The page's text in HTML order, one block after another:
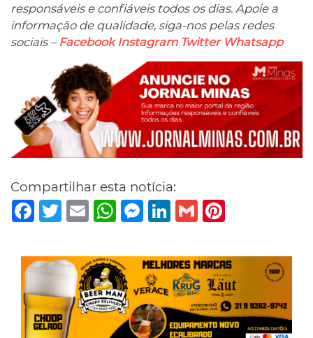
responsáveis ​​e confiáveis ​​todos os dias. Apoie a
informação de qualidade, siga-nos pelas redes
sociais – Facebook Instagram Twitter Whatsapp
Compartilhar esta notícia:
Facebook
TwitterEmail WhatsAppMessenger
LinkedIn
Gmail